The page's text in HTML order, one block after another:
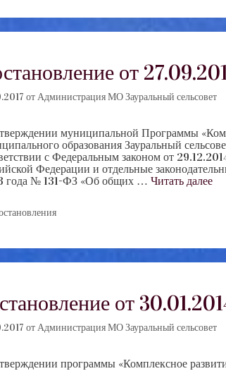
от
отАдминистрация МО Зауральный сельсовет
муниципальной Программы
образования Зауральный
с Федеральным законом от
Федерации и отдельные
года № 131-ФЗ «Об общих … Читать далее
от
отАдминистрация МО Зауральный сельсовет
программы «Комплексное